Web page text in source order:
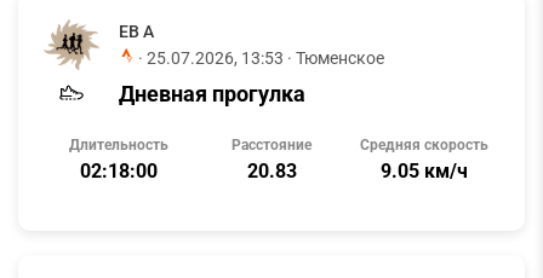
ЕВ А
· 25.07.2026, 13:53 · Тюменское
Дневная прогулка
Длительность
02:18:00
Расстояние
20.83
Средняя скорость
9.05 км/ч